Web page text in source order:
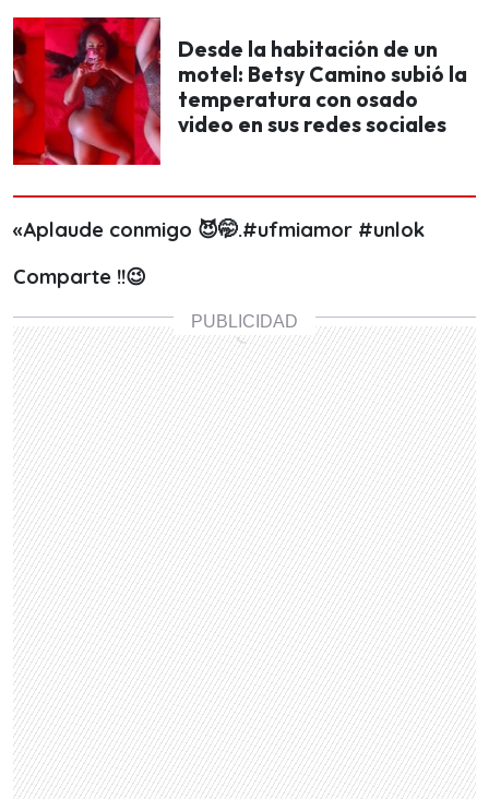
Desde la habitación de un
motel: Betsy Camino subió la
temperatura con osado
video en sus redes sociales
«Aplaude conmigo 😈🤭.#ufmiamor #unlok
Comparte !!😉